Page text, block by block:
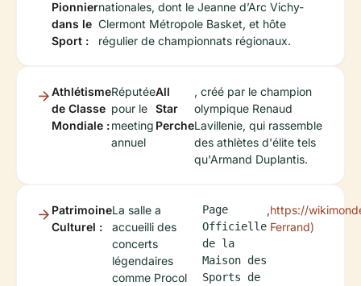
Pionnier
dans le
Sport :
nationales, dont le Jeanne d’Arc Vichy-
Clermont Métropole Basket, et hôte
régulier de championnats régionaux.
Athlétisme
de Classe
Mondiale :
Réputée
pour le
meeting
annuel
All
Star
Perche
, créé par le champion
olympique Renaud
Lavillenie, qui rassemble
des athlètes d'élite tels
qu'Armand Duplantis.
Patrimoine
Culturel :
La salle a
accueilli des
concerts
légendaires
comme Procol
Page
Officielle
de la
Maison des
Sports de
,https://
Ferrand)